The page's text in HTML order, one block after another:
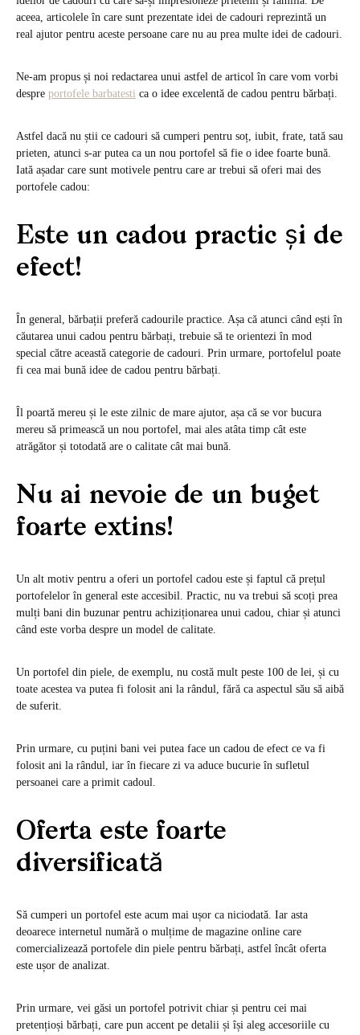
aceea, articolele în care sunt prezentate idei de cadouri reprezintă un
real ajutor pentru aceste persoane care nu au prea multe idei de cadouri.
Ne-am propus și noi redactarea unui astfel de articol în care vom vorbi
despre portofele barbatesti ca o idee excelentă de cadou pentru bărbați.
Astfel dacă nu știi ce cadouri să cumperi pentru soț, iubit, frate, tată sau
prieten, atunci s-ar putea ca un nou portofel să fie o idee foarte bună.
Iată așadar care sunt motivele pentru care ar trebui să oferi mai des
portofele cadou:
Este un cadou practic și de
efect!
În general, bărbații preferă cadourile practice. Așa că atunci când ești în
căutarea unui cadou pentru bărbați, trebuie să te orientezi în mod
special către această categorie de cadouri. Prin urmare, portofelul poate
fi cea mai bună idee de cadou pentru bărbați.
Îl poartă mereu și le este zilnic de mare ajutor, așa că se vor bucura
mereu să primească un nou portofel, mai ales atâta timp cât este
atrăgător și totodată are o calitate cât mai bună.
Nu ai nevoie de un buget
foarte extins!
Un alt motiv pentru a oferi un portofel cadou este și faptul că prețul
portofelelor în general este accesibil. Practic, nu va trebui să scoți prea
mulți bani din buzunar pentru achiziționarea unui cadou, chiar și atunci
când este vorba despre un model de calitate.
Un portofel din piele, de exemplu, nu costă mult peste 100 de lei, și cu
toate acestea va putea fi folosit ani la rândul, fără ca aspectul său să aibă
de suferit.
Prin urmare, cu puțini bani vei putea face un cadou de efect ce va fi
folosit ani la rândul, iar în fiecare zi va aduce bucurie în sufletul
persoanei care a primit cadoul.
Oferta este foarte
diversificată
Să cumperi un portofel este acum mai ușor ca niciodată. Iar asta
deoarece internetul numără o mulțime de magazine online care
comercializează portofele din piele pentru bărbați, astfel încât oferta
este ușor de analizat.
Prin urmare, vei găsi un portofel potrivit chiar și pentru cei mai
pretențioși bărbați, care pun accent pe detalii și își aleg accesoriile cu